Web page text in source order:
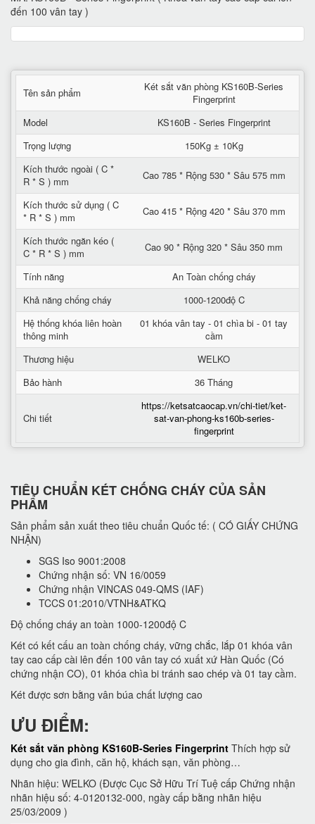
đến 100 vân tay )
Tên sản phẩm
Két sắt văn phòng KS160B-Series
Fingerprint
Model
KS160B - Series Fingerprint
Trọng lượng
150Kg ± 10Kg
Kích thước ngoài ( C *
R * S ) mm
Cao 785 * Rộng 530 * Sâu 575 mm
Kích thước sử dụng ( C
* R * S ) mm
Cao 415 * Rộng 420 * Sâu 370 mm
Kích thước ngăn kéo (
C * R * S ) mm
Cao 90 * Rộng 320 * Sâu 350 mm
Tính năng
An Toàn chống cháy
Khả năng chống cháy
1000-1200độ C
Hệ thống khóa liên hoàn
thông minh
01 khóa vân tay - 01 chìa bi - 01 tay
cầm
Thương hiệu
WELKO
Bảo hành
36 Tháng
Chi tiết
https://ketsatcaocap.vn/chi-tiet/ket-
sat-van-phong-ks160b-series-
fingerprint
TIÊU CHUẨN KÉT CHỐNG CHÁY CỦA SẢN
PHẨM
Sản phẩm sản xuất theo tiêu chuẩn Quốc tế: ( CÓ GIẤY CHỨNG
NHẬN)
SGS Iso 9001:2008
Chứng nhận số: VN 16/0059
Chứng nhận VINCAS 049-QMS (IAF)
TCCS 01:2010/VTNH&ATKQ
Độ chống cháy an toàn 1000-1200độ C
Két có kết cấu an toàn chống cháy, vững chắc, lắp 01 khóa vân
tay cao cấp cài lên đến 100 vân tay có xuất xứ Hàn Quốc (Có
chứng nhận CO), 01 khóa chìa bi tránh sao chép và 01 tay cầm.
Két được sơn bằng vân búa chất lượng cao
ƯU ĐIỂM:
Két sắt văn phòng KS160B-Series Fingerprint Thích hợp sử
dụng cho gia đình, căn hộ, khách sạn, văn phòng…
Nhãn hiệu: WELKO (Được Cục Sở Hữu Trí Tuệ cấp Chứng nhận
nhãn hiệu số: 4-0120132-000, ngày cấp bằng nhãn hiệu
25/03/2009 )